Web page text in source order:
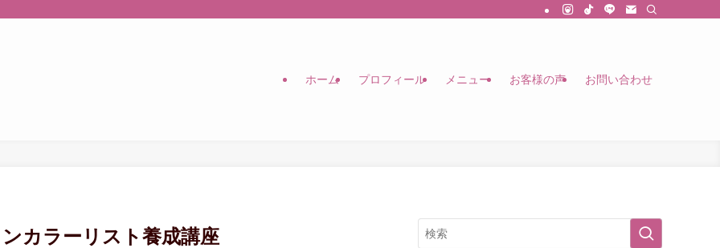
ホーム プロフィール メニュー お客様の声 お問い合わせ
カラーリスト養成講座